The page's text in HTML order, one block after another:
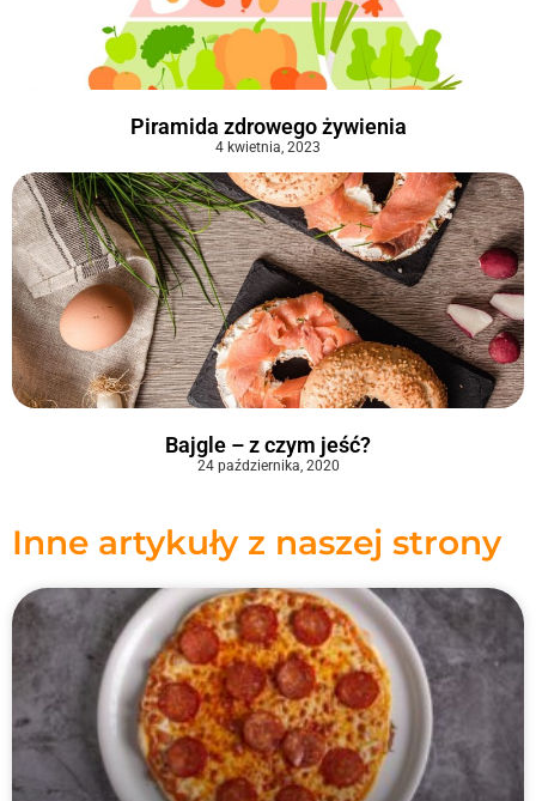
Piramida zdrowego żywienia
4 kwietnia, 2023
Bajgle – z czym jeść?
24 października, 2020
Inne artykuły z naszej strony